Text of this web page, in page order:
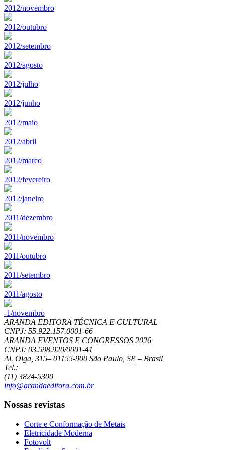
2012/novembro
2012/outubro
2012/setembro
2012/agosto
2012/julho
2012/junho
2012/maio
2012/abril
2012/marco
2012/fevereiro
2012/janeiro
2011/dezembro
2011/novembro
2011/outubro
2011/setembro
2011/agosto
-1/novembro
ARANDA EDITORA TÉCNICA E CULTURAL
CNPJ: 55.922.157.0001-66
ARANDA EVENTOS E CONGRESSOS 2026
CNPJ: 03.598.920/0001-41
Al. Olga, 315– 01155-900 São Paulo SP – Brasil
Tel.:
(11) 3824-5300
info@arandaeditora.com.br
Nossas revistas
Corte e Conformação de Metais
Eletricidade Moderna
Fotovolt